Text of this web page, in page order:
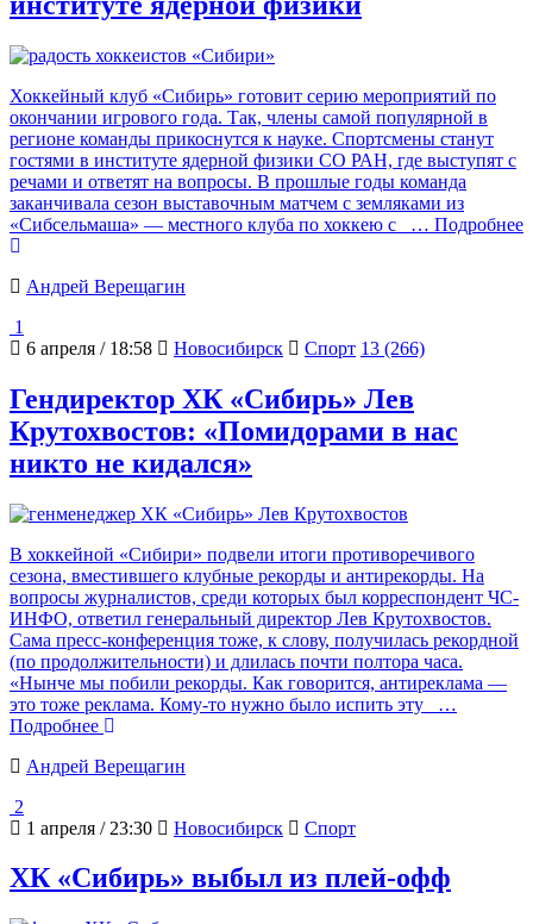
Хоккейный клуб «Сибирь» готовит серию мероприятий по
окончании игрового года. Так, члены самой популярной в
регионе команды прикоснутся к науке. Спортсмены станут
гостями в институте ядерной физики СО РАН, где выступят с
речами и ответят на вопросы. В прошлые годы команда
заканчивала сезон выставочным матчем с земляками из
«Сибсельмаша» — местного клуба по хоккею с
… Подробнее
Андрей Верещагин
1
6 апреля / 18:58
Новосибирск Спорт 13 (266)
Гендиректор ХК «Сибирь» Лев
Крутохвостов: «Помидорами в нас
никто не кидался»
В хоккейной «Сибири» подвели итоги противоречивого
сезона, вместившего клубные рекорды и антирекорды. На
вопросы журналистов, среди которых был корреспондент ЧС-
ИНФО, ответил генеральный директор Лев Крутохвостов.
Сама пресс-конференция тоже, к слову, получилась рекордной
(по продолжительности) и длилась почти полтора часа.
«Нынче мы побили рекорды. Как говорится, антиреклама —
это тоже реклама. Кому-то нужно было испить эту
…
Подробнее
Андрей Верещагин
2
1 апреля / 23:30
Новосибирск Спорт
ХК «Сибирь» выбыл из плей-офф